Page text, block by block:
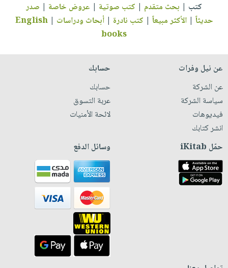
كتب | بحث متقدم | كتب صوتية | عروض خاصة | صدر
حديثاً |الأكثر مبيعاً | كتب نادرة |أبحاث ودراسات |
English
books
عن نيل وفرات
عن الشركة
سياسة الشركة
فيديوهات
انشر كتابك
حسابك
حسابك
عربة التسوق
لائحة الأمنيات
حمّل iKitab وسائل الدفع